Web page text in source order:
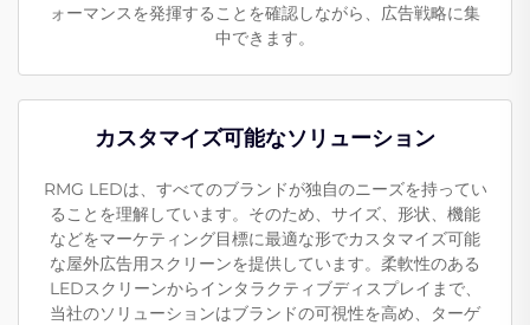
ォーマンスを発揮することを確認しながら、広告戦略に集
中できます。
カスタマイズ可能なソリューション
RMG LEDは、すべてのブランドが独自のニーズを持ってい
ることを理解しています。そのため、サイズ、形状、機能
などをマーケティング目標に最適な形でカスタマイズ可能
な屋外広告用スクリーンを提供しています。柔軟性のある
LEDスクリーンからインタラクティブディスプレイまで、
当社のソリューションはブランドの可視性を高め、ターゲ